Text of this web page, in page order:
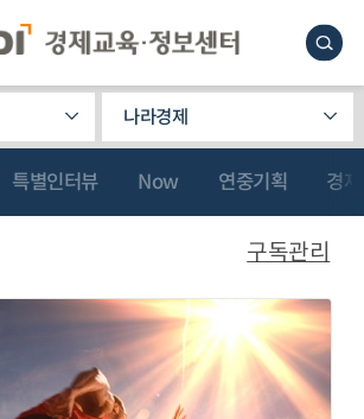
나라경제
특별인터뷰 Now 연중기획 경
구독관리